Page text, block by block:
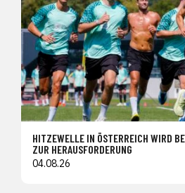
HITZEWELLE IN ÖSTERREICH WIRD
ZUR HERAUSFORDERUNG
04.08.26